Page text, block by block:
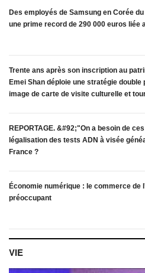
plaques
d'immatriculation,
décembre 2025.
(DANIEL PERRON /
HANS LUCAS )
SMS
les chefs
Européenne.
Audras /
symbolique
permet de faire
voyager le
Des employés de Samsung en Corée
une prime record de 290 000 euros liée
Trente ans après son inscription au
Emei Shan déploie une stratégie
image de carte de visite culturelle et
REPORTAGE. &#92;"On a besoin de
légalisation des tests ADN à visée
France ?
Économie numérique : le commerce de
préoccupant
VIE